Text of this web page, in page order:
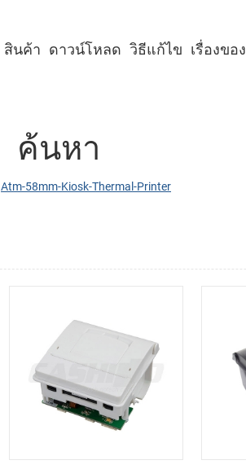
สินค้า ดาวน์โหลด วิธีแก้ไข เรื่องขอ
ค้นหา
Atm-58mm-Kiosk-Thermal-Printer